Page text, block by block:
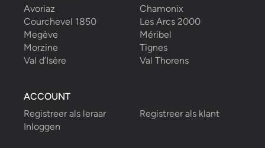
Avoriaz
Chamonix
Courchevel 1850
Les Arcs 2000
Megève
Méribel
Morzine
Tignes
Val d’Isère
Val Thorens
ACCOUNT
Registreer als leraar
Registreer als klant
Inloggen